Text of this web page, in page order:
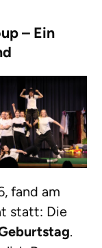
– Ein
fand am
statt: Die
.